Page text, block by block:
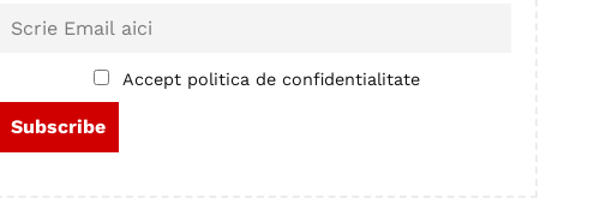
Accept politica de confidentialitate